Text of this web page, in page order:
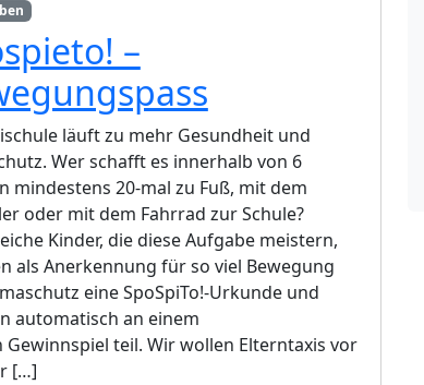
–
läuft zu mehr Gesundheit und
Wer schafft es innerhalb von 6
mindestens 20-mal zu Fuß, mit dem
oder mit dem Fahrrad zur Schule?
Kinder, die diese Aufgabe meistern,
als Anerkennung für so viel Bewegung
eine SpoSpiTo!-Urkunde und
automatisch an einem
Gewinnspiel teil. Wir wollen Elterntaxis vor
[…]